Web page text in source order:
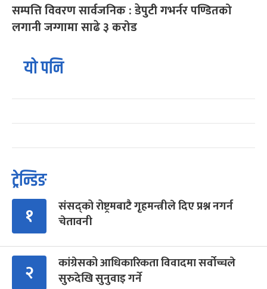
सम्पत्ति विवरण सार्वजनिक : डेपुटी गभर्नर पण्डितको
लगानी जग्गामा साढे ३ करोड
यो पनि
ट्रेन्डिङ
१
संसद्को रोष्ट्रमबाटै गृहमन्त्रीले दिए प्रश्न नगर्न
चेतावनी
२
कांग्रेसको आधिकारिकता विवादमा सर्वोच्चले
सुरुदेखि सुनुवाइ गर्ने